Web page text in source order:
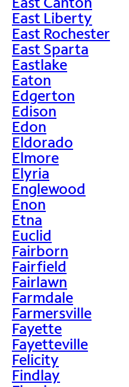
East Liberty
East Rochester
East Sparta
Eastlake
Eaton
Edgerton
Edison
Edon
Eldorado
Elmore
Elyria
Englewood
Enon
Etna
Euclid
Fairborn
Fairfield
Fairlawn
Farmdale
Farmersville
Fayette
Fayetteville
Felicity
Findlay